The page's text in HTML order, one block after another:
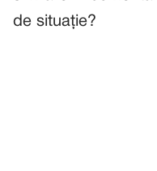
de situație?